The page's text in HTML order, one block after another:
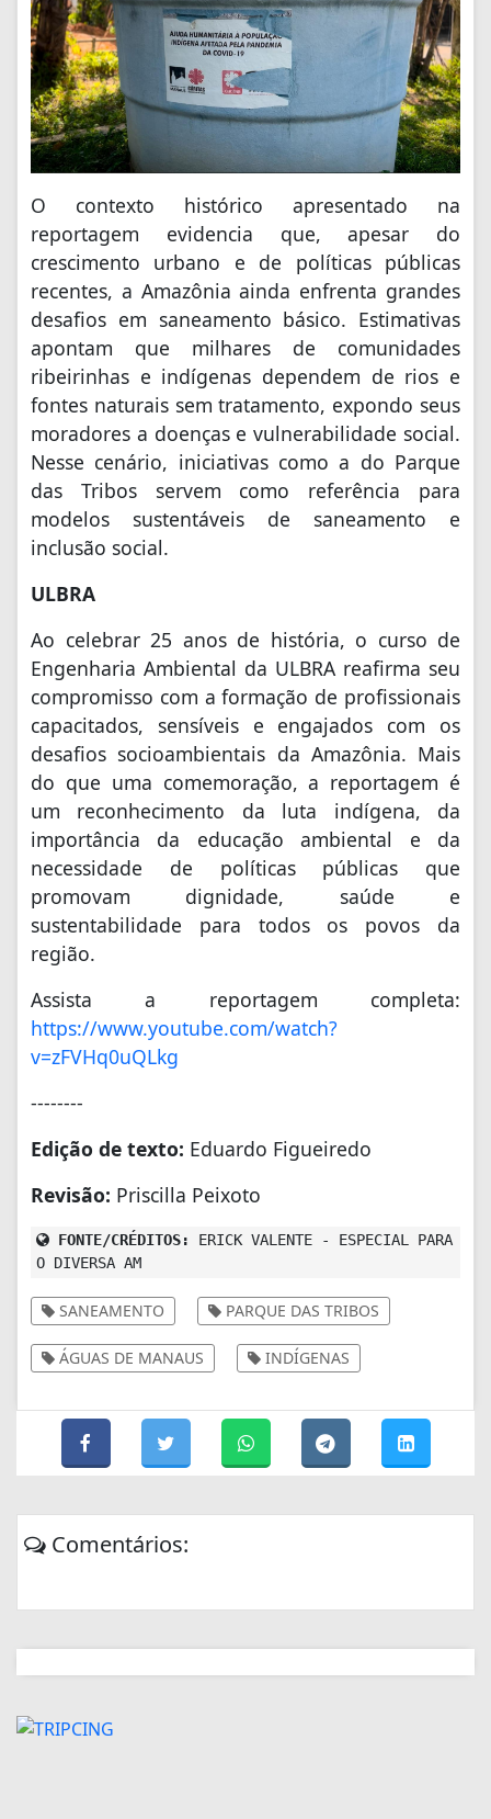
O contexto histórico apresentado na
reportagem evidencia que, apesar do
crescimento urbano e de políticas públicas
recentes, a Amazônia ainda enfrenta grandes
desafios em saneamento básico. Estimativas
apontam que milhares de comunidades
ribeirinhas e indígenas dependem de rios e
fontes naturais sem tratamento, expondo seus
moradores a doenças e vulnerabilidade social.
Nesse cenário, iniciativas como a do Parque
das Tribos servem como referência para
modelos sustentáveis de saneamento e
inclusão social.
ULBRA
Ao celebrar 25 anos de história, o curso de
Engenharia Ambiental da ULBRA reafirma seu
compromisso com a formação de profissionais
capacitados, sensíveis e engajados com os
desafios socioambientais da Amazônia. Mais
do que uma comemoração, a reportagem é
um reconhecimento da luta indígena, da
importância da educação ambiental e da
necessidade de políticas públicas que
promovam dignidade, saúde e
sustentabilidade para todos os povos da
região.
Assista a reportagem completa:
https://www.youtube.com/watch?
v=zFVHq0uQLkg
--------
Edição de texto: Eduardo Figueiredo
Revisão: Priscilla Peixoto
FONTE/CRÉDITOS:
ERICK VALENTE - ESPECIAL PARA
O DIVERSA AM
SANEAMENTO PARQUE DAS TRIBOS
ÁGUAS DE MANAUS INDÍGENAS
Comentários: